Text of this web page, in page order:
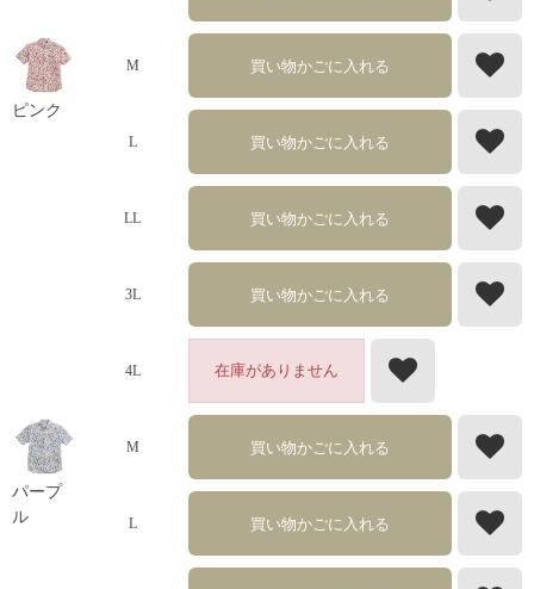
ピンク
M 買い物かごに入れる
L 買い物かごに入れる
LL 買い物かごに入れる
3L 買い物かごに入れる
4L 在庫がありません
パープ
ル
M 買い物かごに入れる
L 買い物かごに入れる